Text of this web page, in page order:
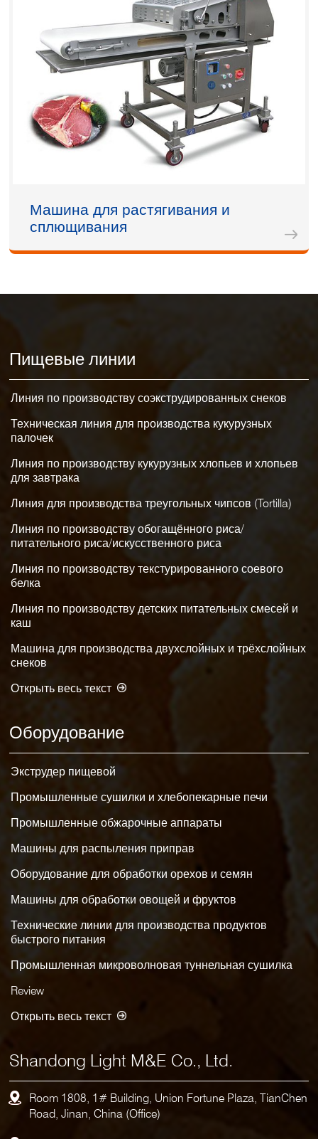
Машина для растягивания и
сплющивания
Пищевые линии
Линия по производству соэкструдированных снеков
Техническая линия для производства кукурузных
палочек
Линия по производству кукурузных хлопьев и хлопьев
для завтрака
Линия для производства треугольных чипсов (Tortilla)
Линия по производству обогащённого риса/
питательного риса/искусственного риса
Линия по производству текстурированного соевого
белка
Линия по производству детских питательных смесей и
каш
Машина для производства двухслойных и трёхслойных
снеков
Открыть весь текст
Оборудование
Экструдер пищевой
Промышленные сушилки и хлебопекарные печи
Промышленные обжарочные аппараты
Машины для распыления приправ
Оборудование для обработки орехов и семян
Машины для обработки овощей и фруктов
Технические линии для производства продуктов
быстрого питания
Промышленная микроволновая туннельная сушилка
Review
Открыть весь текст
Shandong Light M&E Co., Ltd.
Room 1808, 1# Building, Union Fortune Plaza, TianChen
Road, Jinan, China (Office)